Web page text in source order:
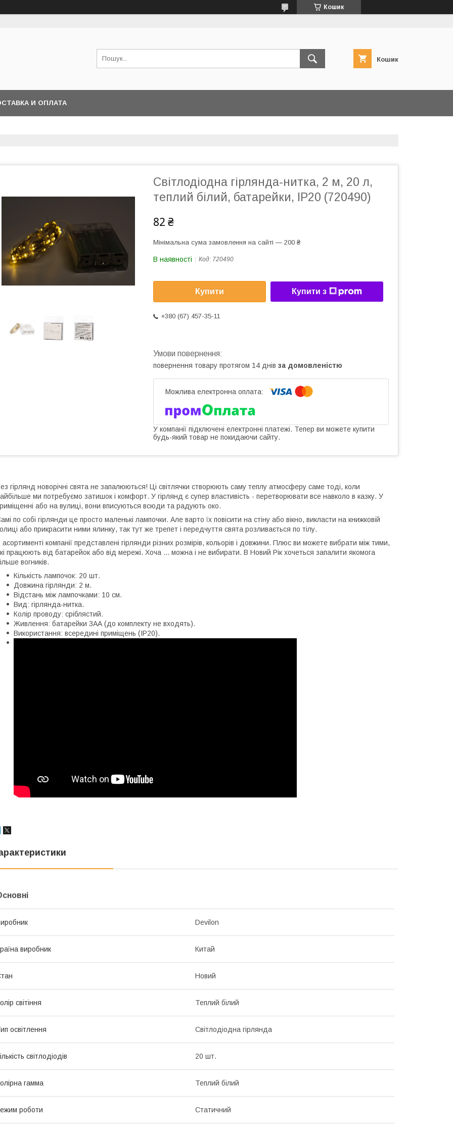
Кошик
Кошик
И ОПЛАТА
Світлодіодна гірлянда-нитка, 2 м, 20 л,
теплий білий, батарейки, IP20 (720490)
82 ₴
Мінімальна сума замовлення на сайті — 200 ₴
В наявності Код: 720490
Купити Купити з
+380 (67) 457-35-11
повернення товару протягом 14 днів за домовленістю
У компанії підключені електронні платежі. Тепер ви можете купити
будь-який товар не покидаючи сайту.
гірлянд новорічні свята не запалюються! Ці світлячки створюють саму теплу атмосферу саме тоді, коли
ми потребуємо затишок і комфорт. У гірлянд є супер властивість - перетворювати все навколо в казку. У
або на вулиці, вони вписуються всюди та радують око.
по собі гірлянди це просто маленькі лампочки. Але варто їх повісити на стіну або вікно, викласти на книжковій
або прикрасити ними ялинку, так тут же трепет і передчуття свята розливається по тілу.
асортименті компанії представлені гірлянди різних розмірів, кольорів і довжини. Плюс ви можете вибрати між тими,
працюють від батарейок або від мережі. Хоча ... можна і не вибирати. В Новий Рік хочеться запалити якомога
вогників.
Кількість лампочок: 20 шт.
Довжина гірлянди: 2 м.
Відстань між лампочками: 10 см.
Вид: гірлянда-нитка.
Колір проводу: сріблястий.
Живлення: батарейки 3АА (до комплекту не входять).
Використання: всередині приміщень (IP20).
Devilon
виробник Китай
Новий
світіння Теплий білий
освітлення Світлодіодна гірлянда
світлодіодів 20 шт.
гамма Теплий білий
роботи Статичний